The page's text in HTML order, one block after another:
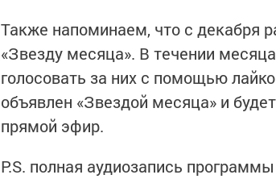
Также напоминаем, что с декабря
«Звезду месяца». В течении
голосовать за них с помощью
объявлен «Звездой месяца» и
прямой эфир.
P.S. полная аудиозапись